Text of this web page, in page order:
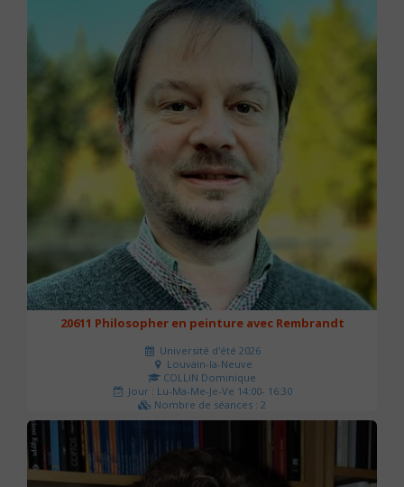
20611 Philosopher en peinture avec Rembrandt
Université d'été 2026
Louvain-la-Neuve
COLLIN Dominique
Jour : Lu-Ma-Me-Je-Ve 14:00- 16:30
Nombre de séances : 2
51 €